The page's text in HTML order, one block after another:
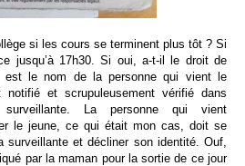
si les cours se terminent plus tôt ? Si
jusqu’à 17h30. Si oui, a-t-il le droit de
est le nom de la personne qui vient le
et scrupuleusement vérifié dans
La personne qui vient
le jeune, ce qui était mon cas, doit se
surveillante et décliner son identité. Ouf,
par la maman pour la sortie de ce jour